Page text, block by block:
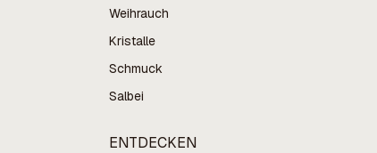
Weihrauch
Kristalle
Schmuck
Salbei
ENTDECKEN